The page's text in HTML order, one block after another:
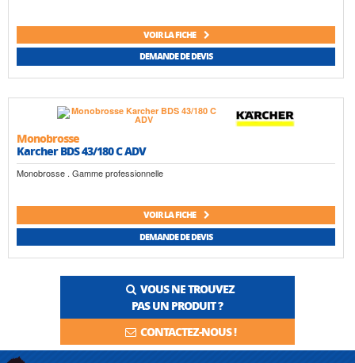
VOIR LA FICHE
DEMANDE DE DEVIS
Monobrosse
Karcher BDS 43/180 C ADV
Monobrosse . Gamme professionnelle
VOIR LA FICHE
DEMANDE DE DEVIS
VOUS NE TROUVEZ
PAS UN PRODUIT ?
CONTACTEZ-NOUS !